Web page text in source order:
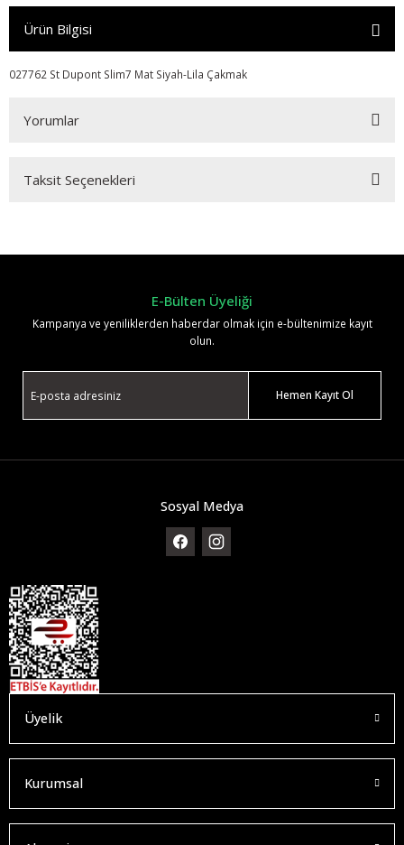
Ürün Bilgisi
027762 St Dupont Slim7 Mat Siyah-Lila Çakmak
Yorumlar
Taksit Seçenekleri
E-Bülten Üyeliği
Kampanya ve yeniliklerden haberdar olmak için e-bültenimize kayıt
olun.
Hemen Kayıt Ol
Sosyal Medya
Üyelik
Kurumsal